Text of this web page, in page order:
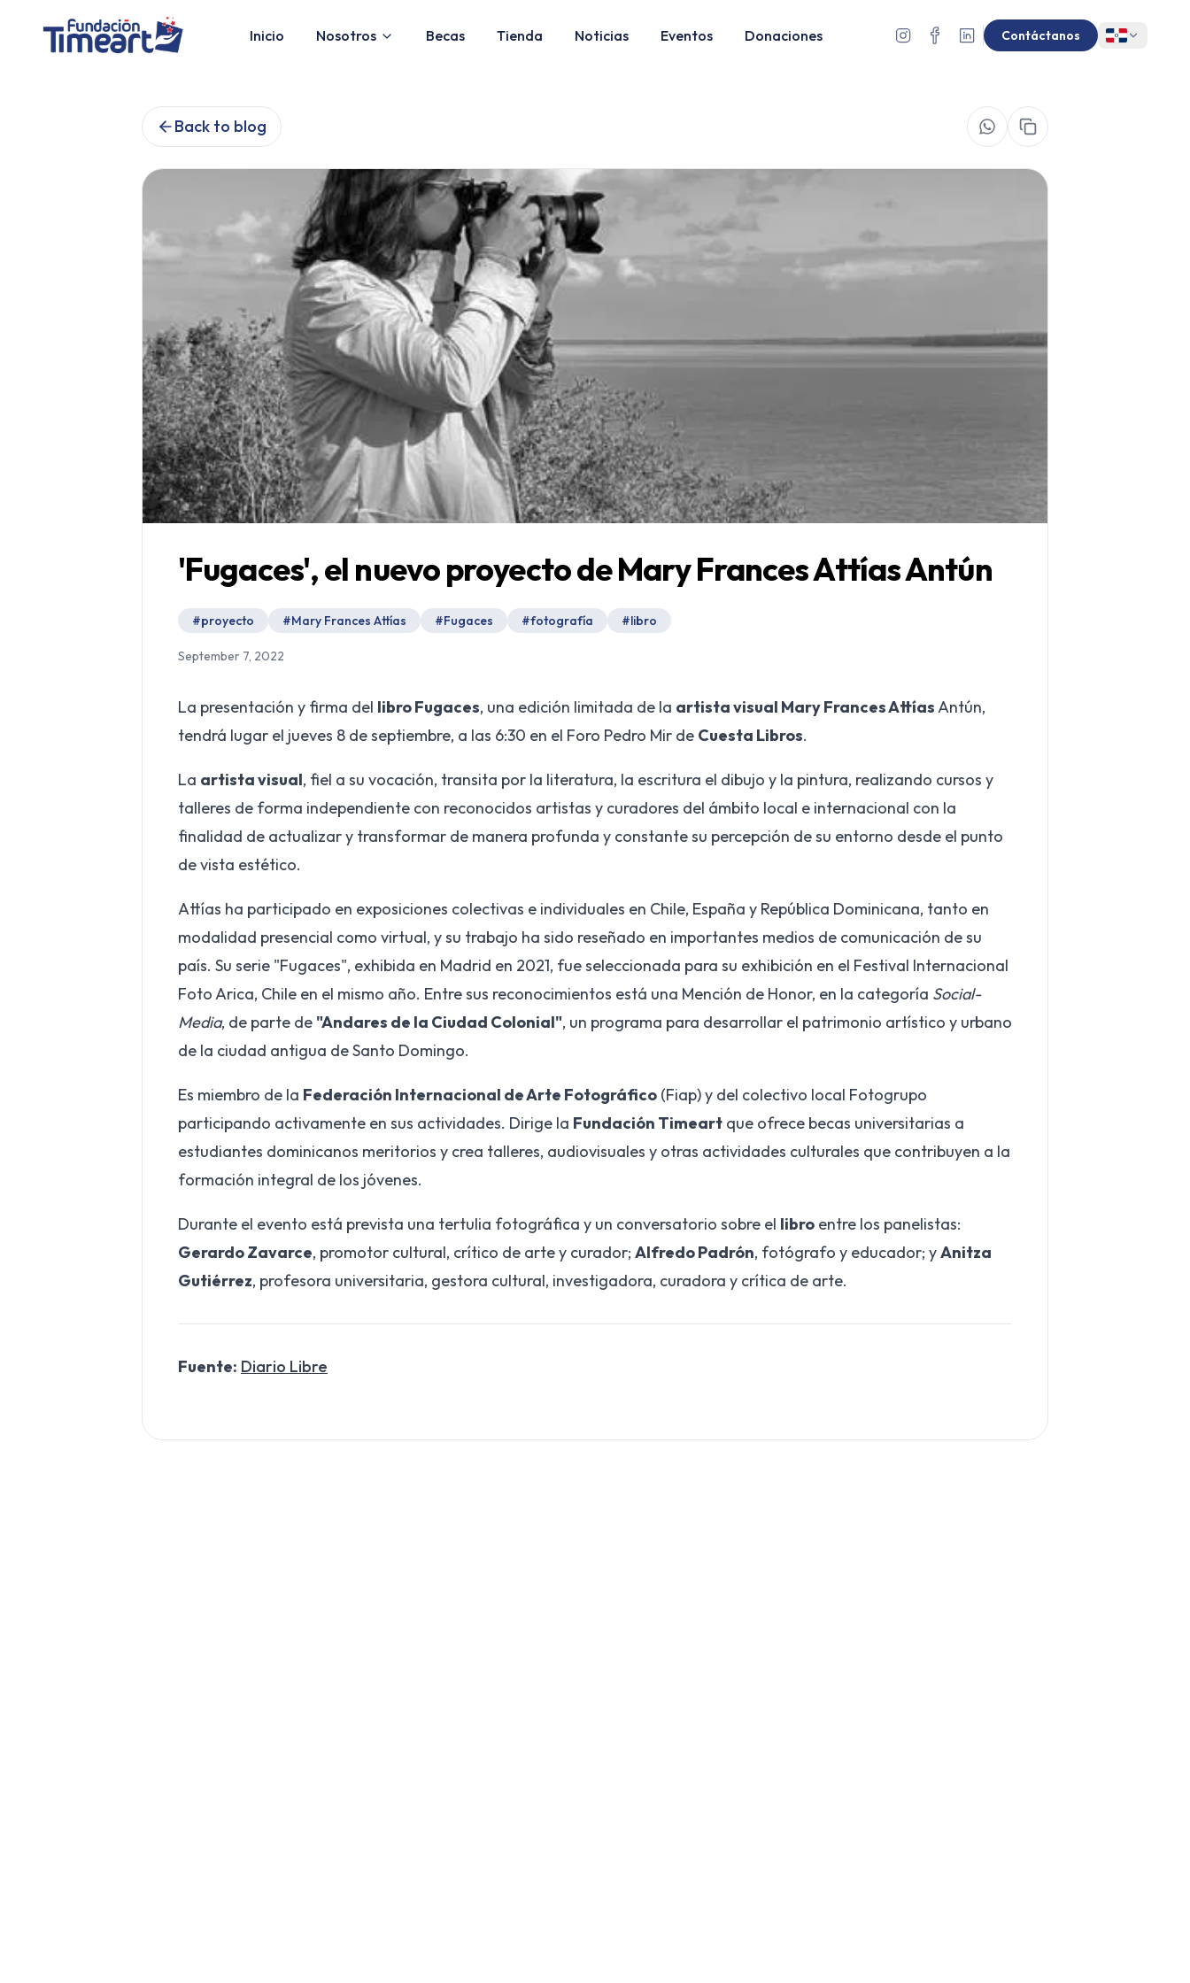
Inicio Nosotros Becas Tienda Noticias Eventos Donaciones Contáctanos
Back to blog
'Fugaces', el nuevo proyecto de Mary Frances Attías Antún
#proyecto #Mary Frances Attías #Fugaces #fotografía #libro
September 7, 2022
La presentación y firma del libro Fugaces, una edición limitada de la artista visual Mary Frances AttíasAntún,
tendrá lugar el jueves 8 de septiembre, a las 6:30 en el Foro Pedro Mir de Cuesta Libros.
La artista visual, fiel a su vocación, transita por la literatura, la escritura el dibujo y la pintura, realizando cursos y
talleres de forma independiente con reconocidos artistas y curadores del ámbito local e internacional con la
finalidad de actualizar y transformar de manera profunda y constante su percepción de su entorno desde el punto
de vista estético.
Attías ha participado en exposiciones colectivas e individuales en Chile, España y República Dominicana, tanto en
modalidad presencial como virtual, y su trabajo ha sido reseñado en importantes medios de comunicación de su
país. Su serie "Fugaces", exhibida en Madrid en 2021, fue seleccionada para su exhibición en el Festival Internacional
Foto Arica, Chile en el mismo año. Entre sus reconocimientos está una Mención de Honor, en la categoría Social-
Media, de parte de "Andares de la Ciudad Colonial", un programa para desarrollar el patrimonio artístico y urbano
de la ciudad antigua de Santo Domingo.
Es miembro de la Federación Internacional de Arte Fotográfico (Fiap) y del colectivo local Fotogrupo
participando activamente en sus actividades. Dirige la Fundación Timeart que ofrece becas universitarias a
estudiantes dominicanos meritorios y crea talleres, audiovisuales y otras actividades culturales que contribuyen a la
formación integral de los jóvenes.
Durante el evento está prevista una tertulia fotográfica y un conversatorio sobre el libro entre los panelistas:
Gerardo Zavarce, promotor cultural, crítico de arte y curador; Alfredo Padrón, fotógrafo y educador; yAnitza
Gutiérrez, profesora universitaria, gestora cultural, investigadora, curadora y crítica de arte.
Fuente: Diario Libre